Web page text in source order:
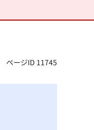
ページID 11745